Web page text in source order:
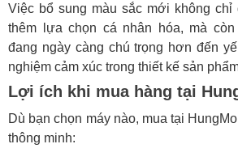
Việc bổ sung màu sắc mới không
thêm lựa chọn cá nhân hóa, mà
đang ngày càng chú trọng hơn đến
nghiệm cảm xúc trong thiết kế sản
Lợi ích khi mua hàng tại
Dù bạn chọn máy nào, mua tại
thông minh: